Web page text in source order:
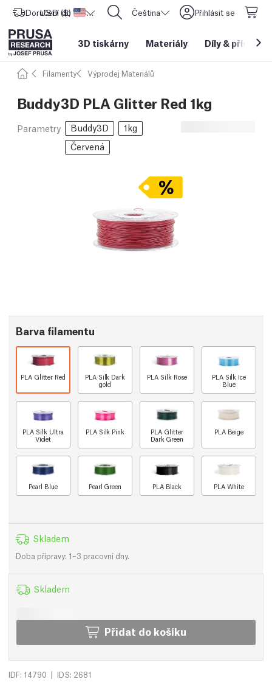
Doručení do Spojené státy americké
USD ($) CORE One L: Nyní skladem! Čeština Přihlásit se
3D tiskárny Materiály Díly &
Filamenty Výprodej Materiálů
Buddy3D PLA Glitter Red 1kg
Parametry Buddy3D
1kg
Červená
Barva filamentu
PLA Glitter Red
PLA Silk Dark
gold
PLA Silk Rose
PLA Silk Ice
Blue
PLA Silk Ultra
Violet
PLA Silk Pink
PLA Glitter
Dark Green
PLA Beige
Pearl Blue Pearl Green PLA Black PLA White
Skladem
Doba přípravy: 1–3 pracovní dny.
Skladem
Přidat do košíku
IDF: 14790 | IDS: 2681